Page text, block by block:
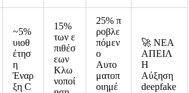
~5%
υιοθ
έτησ
η
Έναρ
ξη C
15%
των ε
πιθέσ
εων
Κλω
νοποί
25% π
ροβλε
πόμεν
ο
Αυτο
ματοπ
οιημέ
🚀 ΝΕΑ
ΑΠΕΙΛ
Η
Αύξηση
deepfake